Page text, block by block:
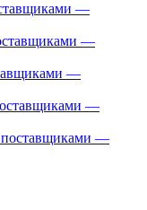
—
—
—
—
поставщиками —